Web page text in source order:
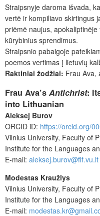
Straipsnyje daroma išvada,
vertė ir kompiliavo skirtingus
priėmė naujus,
kūrybinius sprendimus.
Straipsnio pabaigoje
poemos vertimas į lietuvių
Raktiniai žodžiai: Frau Ava,
Frau Ava’s Antichrist:
into Lithuanian
Aleksej Burov
ORCID iD: https://orcid.org/
Vilnius University, Faculty of
Institute for the Languages
E-mail: aleksej.burov@flf.vu.lt
Modestas Kraužlys
Vilnius University, Faculty of
Institute for the Languages
E-mail: